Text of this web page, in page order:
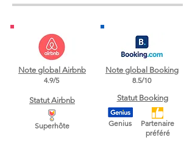
Note global Airbnb
4.9/5
Statut Airbnb
Superhôte
Note global Booking
8.5/10
Statut Booking
Genius
Partenaire
préféré